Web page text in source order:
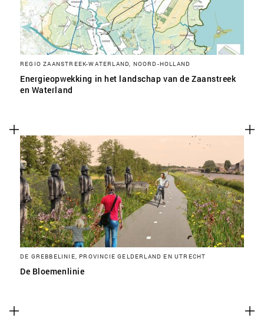
REGIO ZAANSTREEK-WATERLAND, NOORD-HOLLAND
Energieopwekking in het landschap van de Zaanstreek
en Waterland
DE GREBBELINIE, PROVINCIE GELDERLAND EN UTRECHT
De Bloemenlinie